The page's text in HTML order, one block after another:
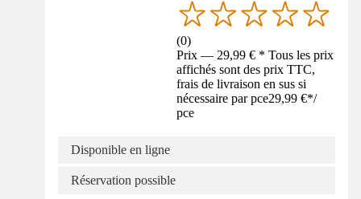
(0)
Prix — 29,99 € * Tous les prix
affichés sont des prix TTC,
frais de livraison en sus si
nécessaire par pce29,99 €*/
pce
Disponible en ligne
Réservation possible